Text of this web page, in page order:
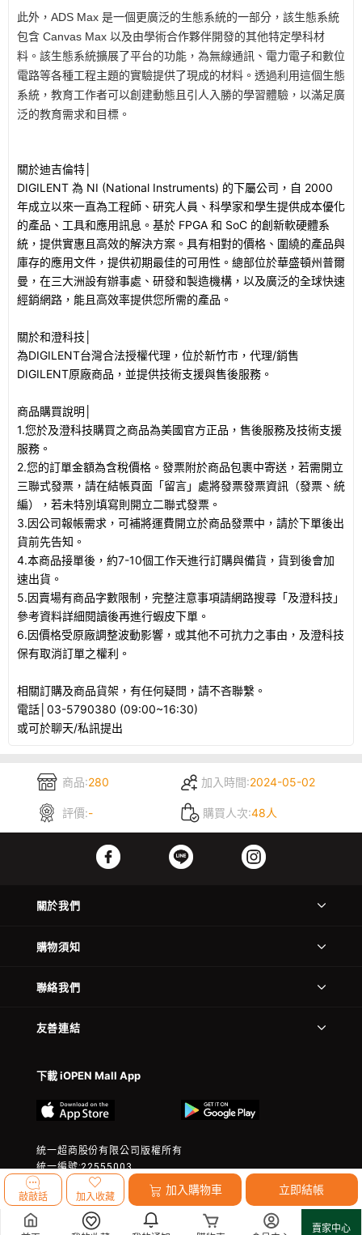
賣家中心
敲敲話 加入收藏
加入購物車 立即結帳
此外，ADS Max 是一個更廣泛的生態系統的一部分，該生態系統
包含 Canvas Max 以及由學術合作夥伴開發的其他特定學科材
料。該生態系統擴展了平台的功能，為無線通訊、電力電子和數位
電路等各種工程主題的實驗提供了現成的材料。透過利用這個生態
系統，教育工作者可以創建動態且引人入勝的學習體驗，以滿足廣
泛的教育需求和目標。
關於迪吉倫特│
DIGILENT 為 NI (National Instruments) 的下屬公司，自 2000
年成立以來一直為工程師、研究人員、科學家和學生提供成本優化
的產品、工具和應用訊息。基於 FPGA 和 SoC 的創新軟硬體系
統，提供實惠且高效的解決方案。具有相對的價格、圍繞的產品與
庫存的應用文件，提供初期最佳的可用性。總部位於華盛頓州普爾
曼，在三大洲設有辦事處、研發和製造機構，以及廣泛的全球快速
經銷網路，能且高效率提供您所需的產品。
關於和澄科技│
為DIGILENT台灣合法授權代理，位於新竹市，代理/銷售
DIGILENT原廠商品，並提供技術支援與售後服務。
商品購買說明│
1.您於及澄科技購買之商品為美國官方正品，售後服務及技術支援
服務。
2.您的訂單金額為含稅價格。發票附於商品包裹中寄送，若需開立
三聯式發票，請在結帳頁面「留言」處將發票發票資訊（發票、統
編），若未特別填寫則開立二聯式發票。
3.因公司報帳需求，可補將運費開立於商品發票中，請於下單後出
貨前先告知。
4.本商品接單後，約7-10個工作天進行訂購與備貨，貨到後會加
速出貨。
5.因賣場有商品字數限制，完整注意事項請網路搜尋「及澄科技」
參考資料詳細閱讀後再進行蝦皮下單。
6.因價格受原廠調整波動影響，或其他不可抗力之事由，及澄科技
保有取消訂單之權利。
相關訂購及商品貨架，有任何疑問，請不吝聯繫。
電話│03-5790380 (09:00~16:30)
或可於聊天/私訊提出
商品:280 加入時間:2024-05-02
評價:- 購買人次:48人
關於我們
購物須知
聯絡我們
友善連結
下載 iOPEN Mall App
統一超商股份有限公司版權所有
統一編號:22555003
© 2023 President Chain Store Corp. All rights reserved.